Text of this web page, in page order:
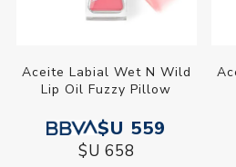
Aceite Labial Wet N Wild
Lip Oil Fuzzy Pillow
$U 559
$U 658